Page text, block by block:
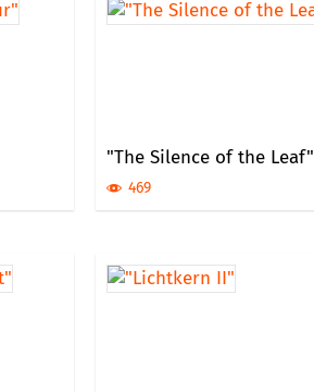
"The Silence of the Leaf"
469